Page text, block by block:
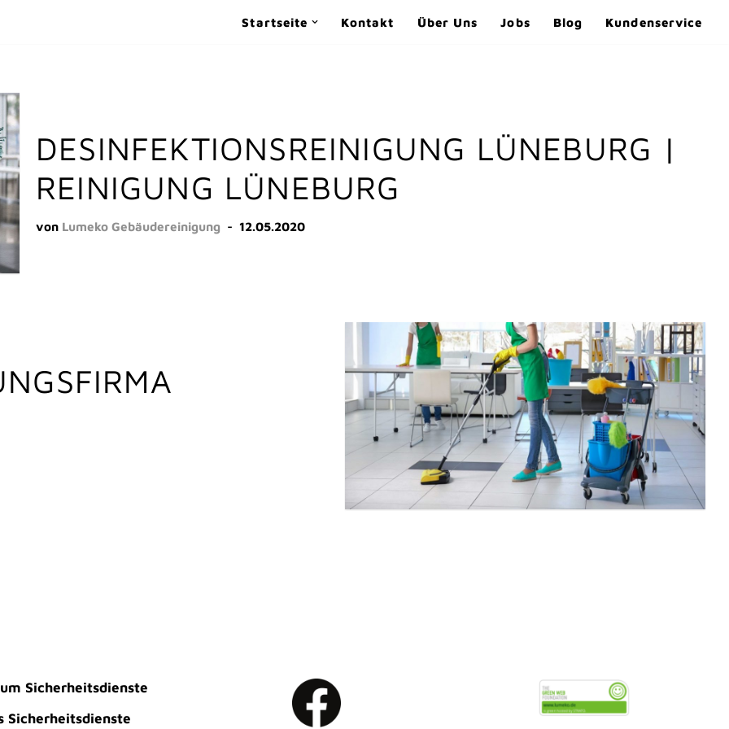
Startseite Kontakt Über Uns Jobs Blog Kundenservice
DESINFEKTIONSREINIGUNG LÜNEBURG |
REINIGUNG LÜNEBURG
von Lumeko Gebäudereinigung 12.05.2020
Sicherheitsdienste
Sicherheitsdienste